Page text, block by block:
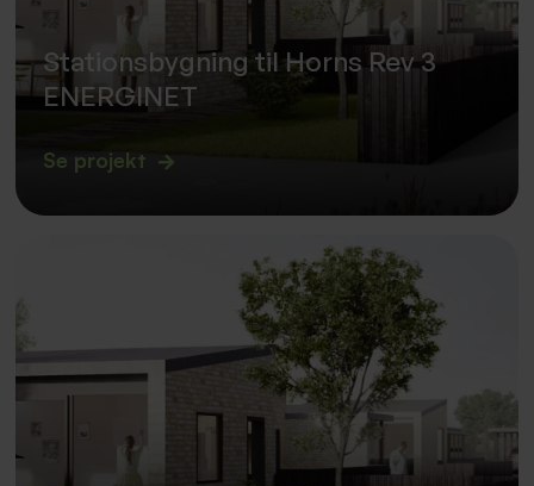
Stationsbygning til Horns Rev 3
ENERGINET
Se projekt